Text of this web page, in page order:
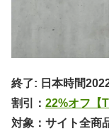
終了: 日本時間
割引： 22%オフ【
対象：サイト全商